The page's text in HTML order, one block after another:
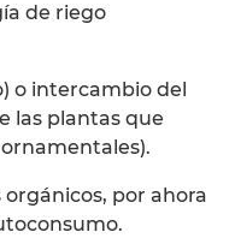
de riego
o intercambio del
las plantas que
por ahora